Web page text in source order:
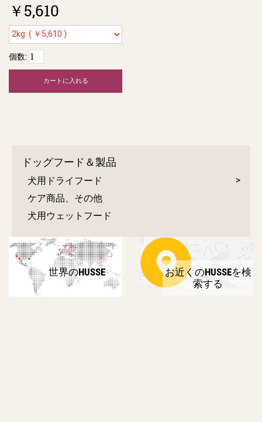
￥5,610
個数:
カートに入れる
ドッグフード＆製品
犬用ドライフード
ケア商品、その他
犬用ウェットフード
世界のHUSSE
お近くのHUSSEを検
索する